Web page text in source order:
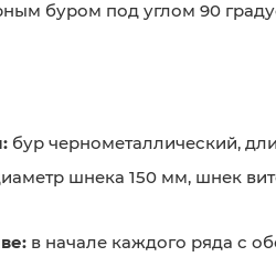
буром под углом 90
бур чернометаллический,
шнека 150 мм, шнек
в начале каждого ряда с